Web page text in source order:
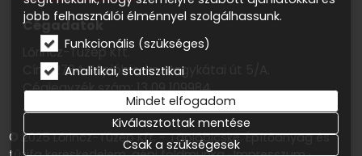
Cégadatok
Lőrincz-Tüzép Kft.
Cím: 2764 Tápióbicske, Nagykátai út 5/A.
Cégjegyzék szám: 13 09 109984
Adószám: 13819138-2-13
© 2025 Lőrincz-Tüzép Kft. - Tápióbicske. Építőanyag és
jobb felhasználói élménnyel szolgálhassunk.
Funkcionális (szükséges)
Analitikai, statisztikai
Mindet elfogadom
Kiválasztottak mentése
Csak a szükségesek